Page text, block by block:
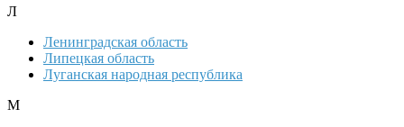
Л
Ленинградская область
Липецкая область
Луганская народная республика
М